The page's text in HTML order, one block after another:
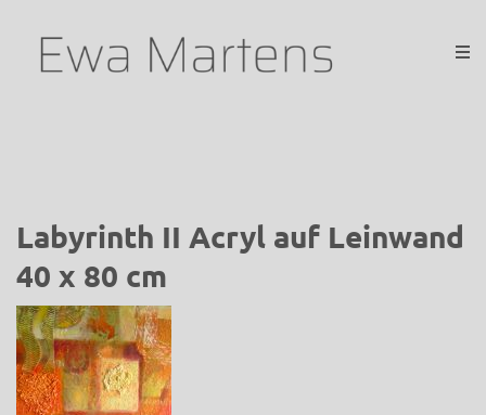
Labyrinth II Acryl auf Leinwand
40 x 80 cm